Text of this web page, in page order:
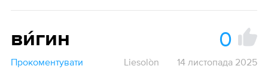
ви́гин 0
Прокоментувати Liesolòn 14 листопада 2025